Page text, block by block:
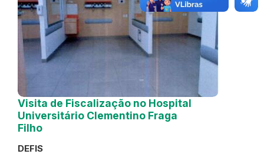
Visita de Fiscalização no Hospital
Universitário Clementino Fraga
Filho
DEFIS